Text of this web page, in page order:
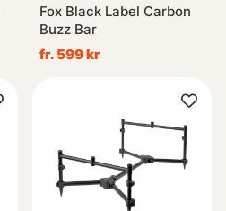
Fox Black Label Carbon
Buzz Bar
fr. 599 kr